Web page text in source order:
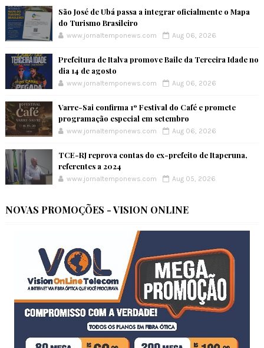
São José de Ubá passa a integrar oficialmente o Mapa
do Turismo Brasileiro
www.jornaltemponews.com Aug 06, 2026
Prefeitura de Italva promove Baile da Terceira Idade no
dia 14 de agosto
www.jornaltemponews.com Aug 06, 2026
Varre-Sai confirma 1º Festival do Café e promete
programação especial em setembro
www.jornaltemponews.com Aug 06, 2026
TCE-RJ reprova contas do ex-prefeito de Itaperuna,
referentes a 2024
www.jornaltemponews.com Aug 05, 2026
NOVAS PROMOÇÕES - VISION ONLINE